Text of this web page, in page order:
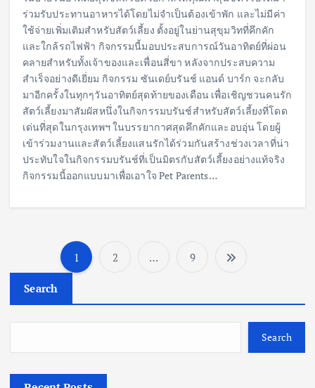
ร่วมรับประทานอาหารได้โดยไม่จำเป็นต้องเข้าพัก และไม่มีค่า
ใช้จ่ายเพิ่มเติมสำหรับสัตว์เลี้ยง ตั้งอยู่ในย่านสุขุมวิทที่คึกคัก
และใกล้รถไฟฟ้า กิจกรรมนี้มอบประสบการณ์วันอาทิตย์ที่ผ่อน
คลายสำหรับทั้งเจ้าของและเพื่อนสี่ขา หลังจากประสบความ
สำเร็จอย่างดีเยี่ยม กิจกรรม ซันเดย์บรันช์ แอนด์ บาร์ก จะกลับ
มาอีกครั้งในทุกๆวันอาทิตย์สุดท้ายของเดือน เพื่อเชิญชวนคนรัก
สัตว์เลี้ยงมาสัมผัสหนึ่งในกิจกรรมบรันช์สำหรับสัตว์เลี้ยงที่โดด
เด่นที่สุดในกรุงเทพฯ ในบรรยากาศสุดคึกคักและอบอุ่น โดยผู้
เข้าร่วมงานและสัตว์เลี้ยงแสนรักได้ร่วมกันสร้างช่วงเวลาที่น่า
ประทับใจในกิจกรรมบรันช์ที่เป็นมิตรกับสัตว์เลี้ยงอย่างแท้จริง
กิจกรรมนี้ออกแบบมาเพื่อเอาใจ Pet Parents…
P
o
1 2 … 9
Search
Search